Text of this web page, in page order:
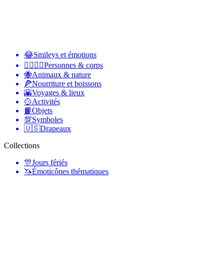
😂Smileys et émotions
👩‍❤️‍💋‍👨Personnes & corps
🐝Animaux & nature
🍕Nourriture et boissons
🌇Voyages & lieux
🥎Activités
📙Objets
💯Symboles
🇺🇸Drapeaux
Collections
🎊Jours fériés
🦄Émoticônes thématiques